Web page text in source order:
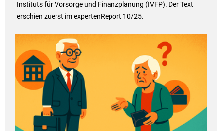
Instituts für Vorsorge und Finanzplanung (IVFP). Der Text
erschien zuerst im expertenReport 10/25.